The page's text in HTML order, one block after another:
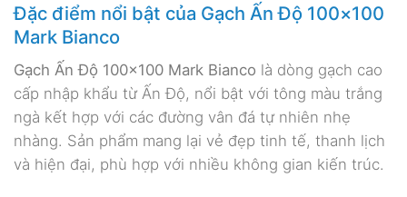
Đặc điểm nổi bật của Gạch Ấn Độ 100×100
Mark Bianco
Gạch Ấn Độ 100×100 Mark Bianco là dòng gạch cao
cấp nhập khẩu từ Ấn Độ, nổi bật với tông màu trắng
ngà kết hợp với các đường vân đá tự nhiên nhẹ
nhàng. Sản phẩm mang lại vẻ đẹp tinh tế, thanh lịch
và hiện đại, phù hợp với nhiều không gian kiến trúc.